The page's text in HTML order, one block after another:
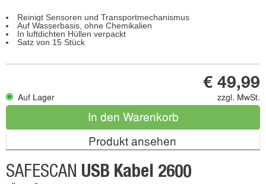
Reinigt Sensoren und Transportmechanismus
Auf Wasserbasis, ohne Chemikalien
In luftdichten Hüllen verpackt
Satz von 15 Stück
Auf Lager
€ 49,99
zzgl. MwSt.
In den Warenkorb
Produkt ansehen
SAFESCAN USB Kabel 2600